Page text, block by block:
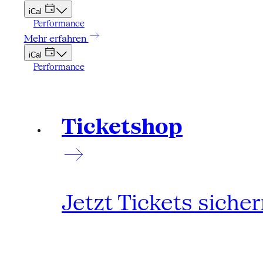
iCal
Performance
Mehr erfahren
iCal
Performance
Ticketshop
Jetzt Tickets